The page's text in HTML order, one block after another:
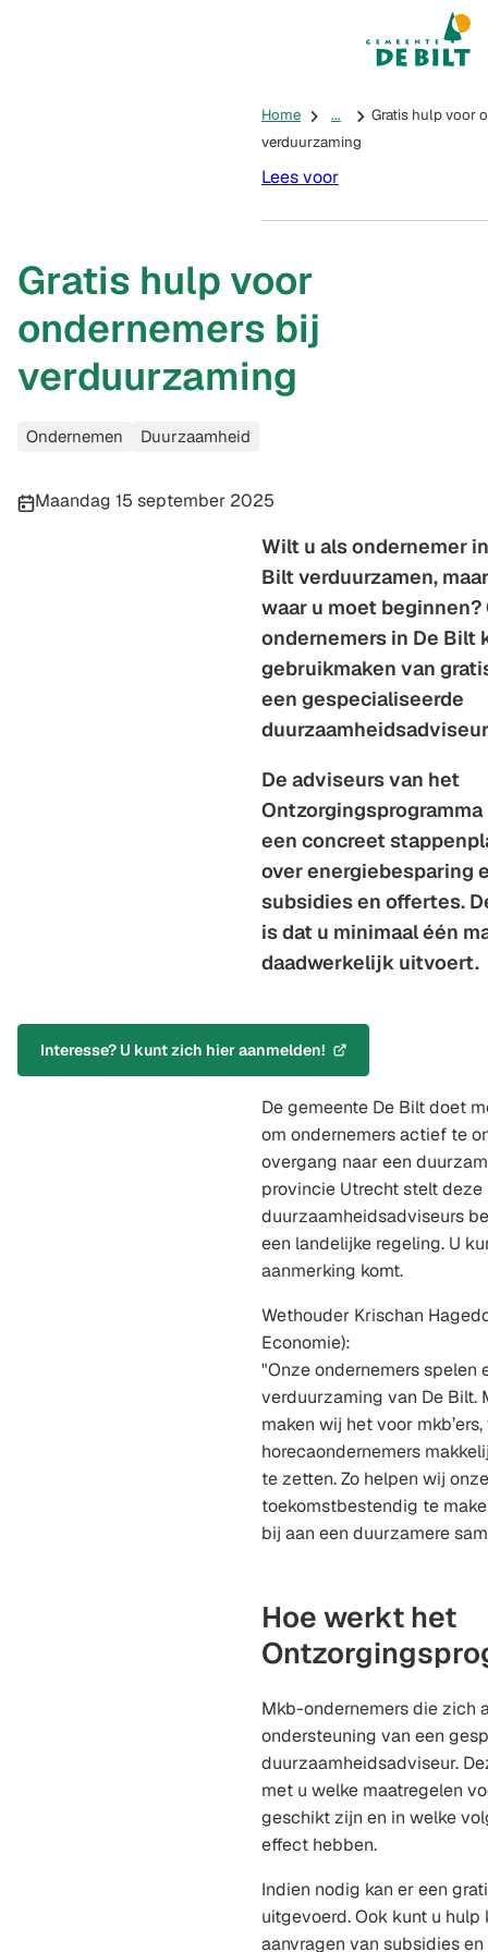
Mijn De Bilt
(Verwijst
Home ...
Gratis hulp voor
verduurzaming
Lees voor
Gratis hulp voor
ondernemers bij
verduurzaming
Ondernemen Duurzaamheid
Publicatiedatum:
Maandag 15 september 2025
Wilt u als ondernemer
Bilt verduurzamen,
waar u moet
ondernemers in De Bilt
gebruikmaken van
een gespecialiseerde
De adviseurs van het
een concreet
over energiebesparing
subsidies en offertes.
is dat u minimaal één
daadwerkelijk uitvoert.
Interesse? U kunt zich hier aanmelden!
(Verwijst
De gemeente De Bilt doet
om ondernemers actief te
overgang naar een
provincie Utrecht stelt deze
duurzaamheidsadviseurs
een landelijke regeling. U
aanmerking komt.
Wethouder Krischan
Economie):
"Onze ondernemers spelen
verduurzaming van De Bilt.
maken wij het voor
horecaondernemers
te zetten. Zo helpen wij
toekomstbestendig te
bij aan een duurzamere
Hoe werkt het
Mkb-ondernemers die zich
ondersteuning van een
duurzaamheidsadviseur.
met u welke maatregelen
geschikt zijn en in welke
effect hebben.
Indien nodig kan er een
uitgevoerd. Ook kunt u
aanvragen van subsidies